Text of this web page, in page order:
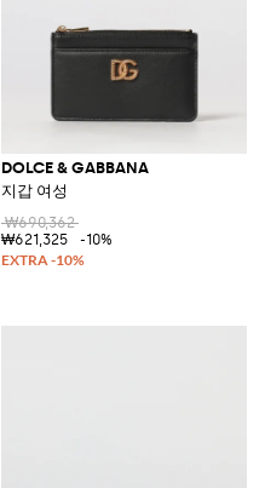
DOLCE & GABBANA
지갑 여성
₩690,362
₩621,325
-10%